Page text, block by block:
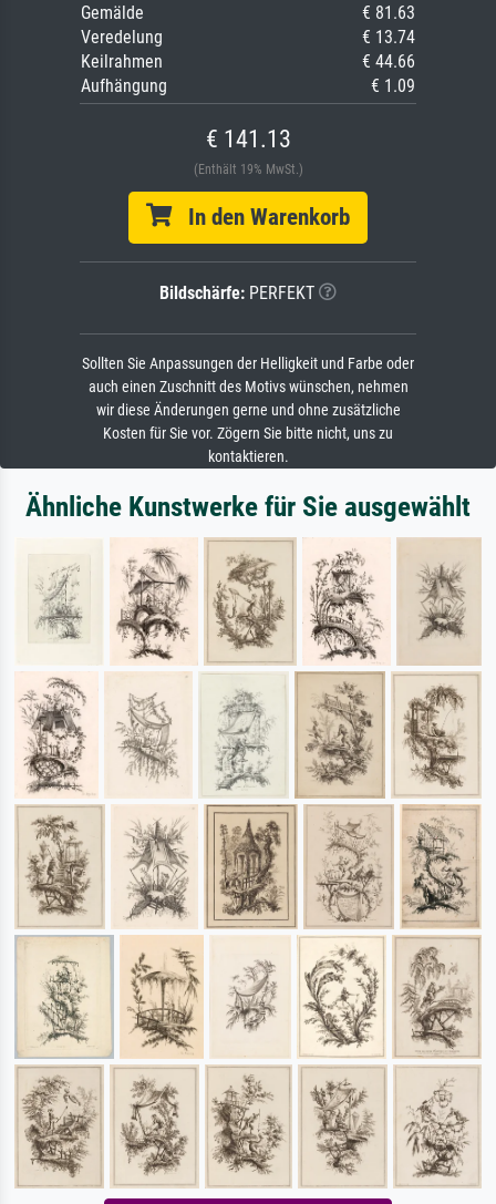
Gemälde
€ 81.63
Veredelung
€ 13.74
Keilrahmen
€ 44.66
Aufhängung
€ 1.09
€ 141.13
(Enthält 19% MwSt.)
In den Warenkorb
Bildschärfe: PERFEKT
Sollten Sie Anpassungen der Helligkeit und Farbe oder
auch einen Zuschnitt des Motivs wünschen, nehmen
wir diese Änderungen gerne und ohne zusätzliche
Kosten für Sie vor. Zögern Sie bitte nicht, uns zu
kontaktieren.
Ähnliche Kunstwerke für Sie ausgewählt